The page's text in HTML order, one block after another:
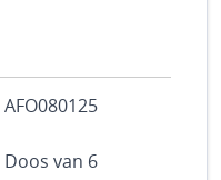
AFO080125
Doos van 6